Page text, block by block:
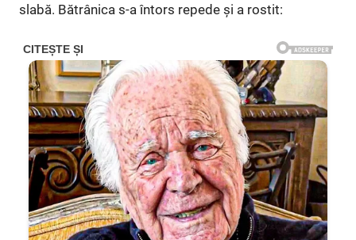
slabă. Bătrânica s-a întors repede și a rostit: